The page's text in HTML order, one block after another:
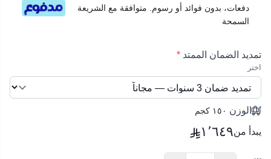
دفعات، بدون فوائد أو رسوم. متوافقة مع الشريعة
السمحة
تمديد الضمان الممتد *
اختر
الوزن ١٥٠ كجم
يبدأ من١٬٦٤٩